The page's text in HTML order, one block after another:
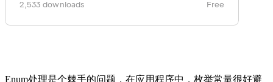
Enum处理是个棘手的问题，在应用程序中，枚举常量很好避